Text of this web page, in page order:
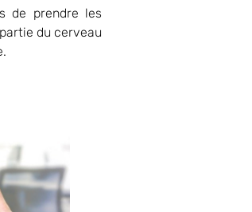
de prendre les
du cerveau